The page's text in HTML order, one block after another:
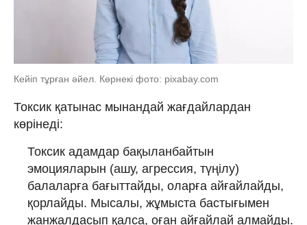
Кейіп тұрған әйел. Көрнекі фото: pixabay.com
Токсик қатынас мынандай жағдайлардан
көрінеді:
Токсик адамдар бақыланбайтын
эмоцияларын (ашу, агрессия, түңілу)
балаларға бағыттайды, оларға айғайлайды,
қорлайды. Мысалы, жұмыста бастығымен
жанжалдасып қалса, оған айғайлай алмайды.